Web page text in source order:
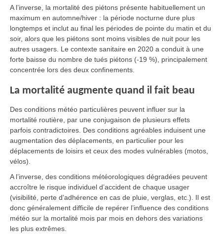
A l’inverse, la mortalité des piétons présente habituellement un
maximum en automne/hiver : la période nocturne dure plus
longtemps et inclut au final les périodes de pointe du matin et du
soir, alors que les piétons sont moins visibles de nuit pour les
autres usagers. Le contexte sanitaire en 2020 a conduit à une
forte baisse du nombre de tués piétons (-19 %), principalement
concentrée lors des deux confinements.
La mortalité augmente quand il fait beau
Des conditions météo particulières peuvent influer sur la
mortalité routière, par une conjugaison de plusieurs effets
parfois contradictoires. Des conditions agréables induisent une
augmentation des déplacements, en particulier pour les
déplacements de loisirs et ceux des modes vulnérables (motos,
vélos).
A l’inverse, des conditions météorologiques dégradées peuvent
accroître le risque individuel d’accident de chaque usager
(visibilité, perte d’adhérence en cas de pluie, verglas, etc.). Il est
donc généralement difficile de repérer l’influence des conditions
météo sur la mortalité mois par mois en dehors des variations
les plus extrêmes.